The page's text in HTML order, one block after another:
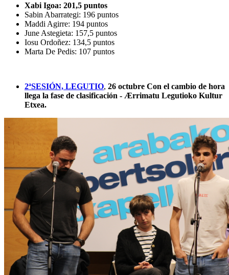
Xabi Igoa: 201,5 puntos
Sabin Abarrategi: 196 puntos
Maddi Agirre: 194 puntos
June Astegieta: 157,5 puntos
Iosu Ordoñez: 134,5 puntos
Marta De Pedis: 107 puntos
2ªSESIÓN, LEGUTIO, 26 octubre Con el cambio de hora
llega la fase de clasificación - Ærrimatu Legutioko Kultur
Etxea.